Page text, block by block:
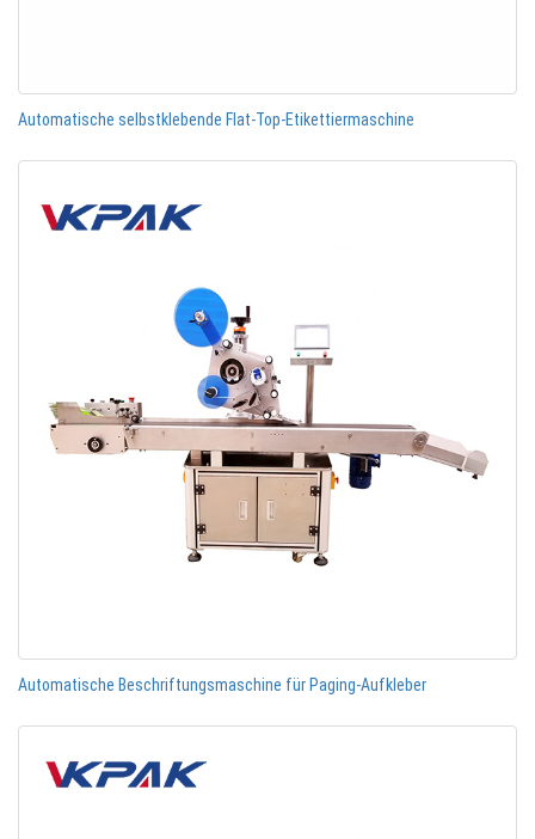
Automatische selbstklebende Flat-Top-Etikettiermaschine
Automatische Beschriftungsmaschine für Paging-Aufkleber